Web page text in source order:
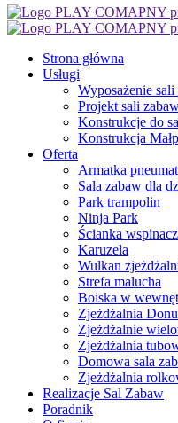
Strona główna
Usługi
Wyposażenie
Projekt sali
Konstrukcje do
Konstrukcja
Oferta
Armatka
Sala zabaw dla
Park trampolin
Ninja Park
Ścianka
Karuzela
Wulkan
Strefa malucha
Boiska w
Zjeżdżalnia
Zjeżdżalnie
Zjeżdżalnia
Domowa sala
Zjeżdżalnia
Realizacje Sal Zabaw
Poradnik